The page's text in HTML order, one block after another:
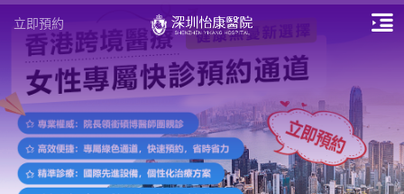
立即預約